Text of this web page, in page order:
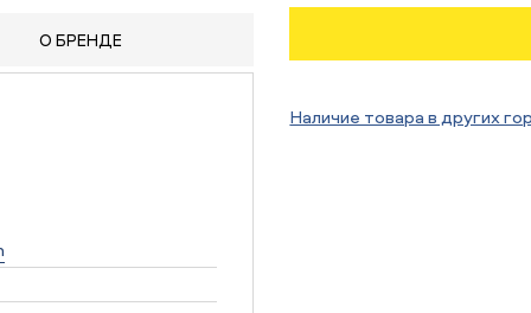
О БРЕНДЕ
Наличие товара в других